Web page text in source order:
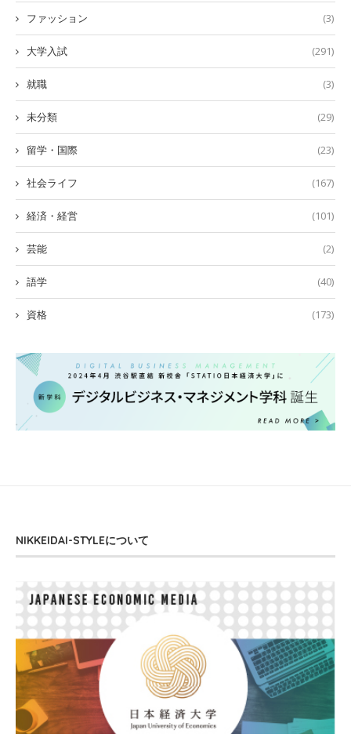
ファッション (3)
大学入試 (291)
就職 (3)
未分類 (29)
留学・国際 (23)
社会ライフ (167)
経済・経営 (101)
芸能 (2)
語学 (40)
資格 (173)
NIKKEIDAI-STYLEについて